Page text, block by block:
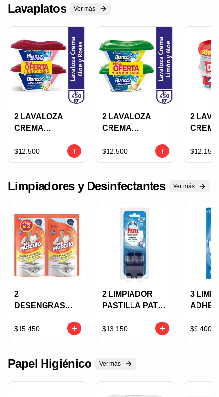
Lavaplatos Ver más
2 LAVALOZA
CREMA
LOZACREM
450G ALOE Y
$12.500
2 LAVALOZA
CREMA
LOZACREM
450G LIMON Y
$12.500
2
$12.150
Limpiadores y Desinfectantes Ver más
2
DESENGRASAN
MUSCULO
COCINA
ML DOY PACK
$15.450
2 LIMPIADOR
PASTILLA PATO
MARINO X 40
GRS BLISTER
$13.150
3
BRISA
$9.400
Papel Higiénico Ver más